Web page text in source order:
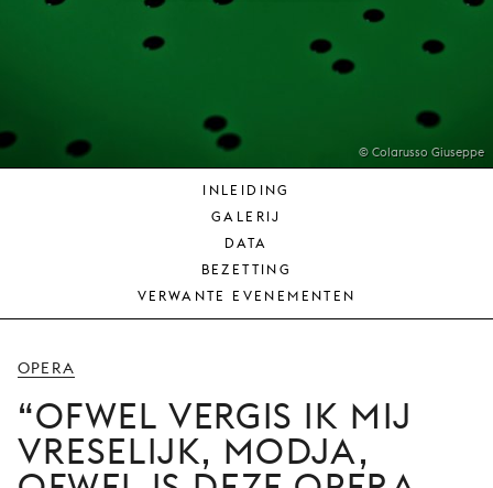
ONS
© Colarusso Giuseppe
INLEIDING
GALERIJ
DATA
BEZETTING
VERWANTE EVENEMENTEN
OPERA
OFWEL VERGIS IK MIJ
VRESELIJK, MODJA,